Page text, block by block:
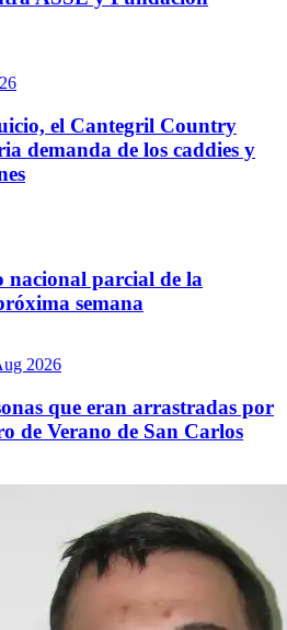
el Cantegril Country
demanda de los caddies y
nacional parcial de la
semana
2026
que eran arrastradas por
de Verano de San Carlos